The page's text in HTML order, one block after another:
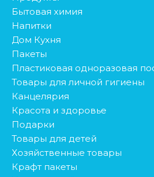
Бытовая химия
Напитки
Дом Кухня
Пакеты
Пластиковая одноразовая
Товары для личной гигиены
Канцелярия
Красота и здоровье
Подарки
Товары для детей
Хозяйственные товары
Крафт пакеты